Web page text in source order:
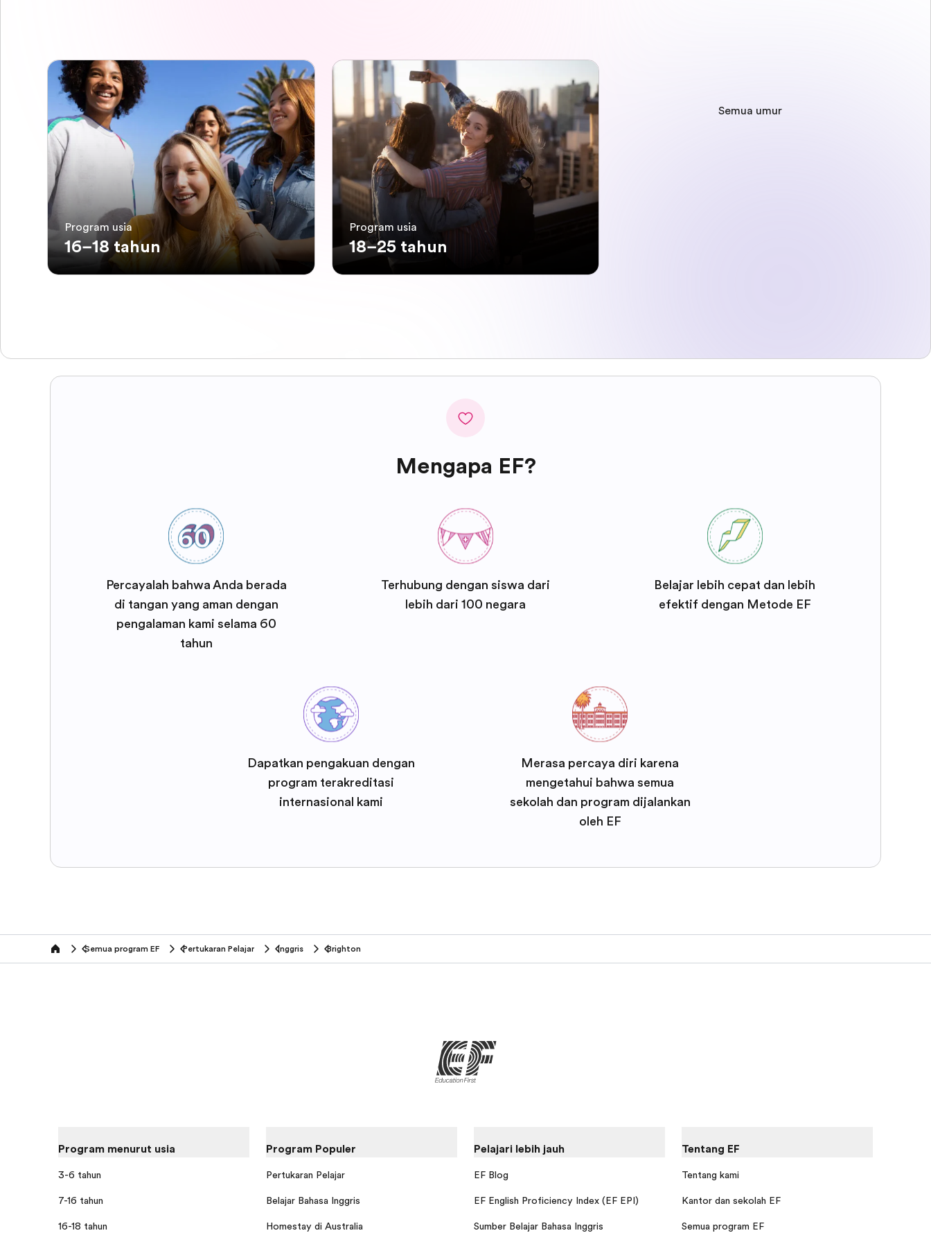
Program usia
16–18 tahun
Program usia
18–25 tahun
Semua umur
Mengapa EF?
Percayalah bahwa Anda berada
di tangan yang aman dengan
pengalaman kami selama 60
tahun
Terhubung dengan siswa dari
lebih dari 100 negara
Belajar lebih cepat dan lebih
efektif dengan Metode EF
Dapatkan pengakuan dengan
program terakreditasi
internasional kami
Merasa percaya diri karena
mengetahui bahwa semua
sekolah dan program dijalankan
oleh EF
home Semua program EF Pertukaran Pelajar Inggris Brighton
Program menurut usia
3-6 tahun
7-16 tahun
16-18 tahun
Program Populer
Pertukaran Pelajar
Belajar Bahasa Inggris
Homestay di Australia
Pelajari lebih jauh
EF Blog
EF English Proficiency Index (EF EPI)
Sumber Belajar Bahasa Inggris
Tentang EF
Tentang kami
Kantor dan sekolah EF
Semua program EF